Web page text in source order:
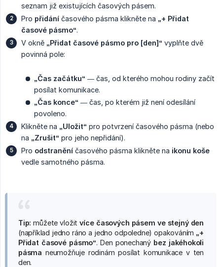
seznam již existujících časových pásem.
Pro přidání časového pásma klikněte na „+ Přidat
časové pásmo“.
V okně „Přidat časové pásmo pro [den]“ vyplňte dvě
povinná pole:
„Čas začátku“ — čas, od kterého mohou rodiny začít
posílat komunikace.
„Čas konce“ — čas, po kterém již není odesílání
povoleno.
Klikněte na „Uložit“ pro potvrzení časového pásma (nebo
na „Zrušit“ pro jeho nepřidání).
Pro odstranění časového pásma klikněte na ikonu koše
vedle samotného pásma.
Tip: můžete vložitvíce časových pásem ve stejný den
(například jedno ráno a jedno odpoledne) opakováním „+
Přidat časové pásmo“. Den ponechaný bez jakéhokoli
pásma neumožňuje rodinám posílat komunikace v ten
den.